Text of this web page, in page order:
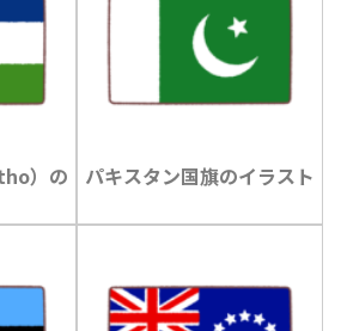
）の
パキスタン国旗のイラスト